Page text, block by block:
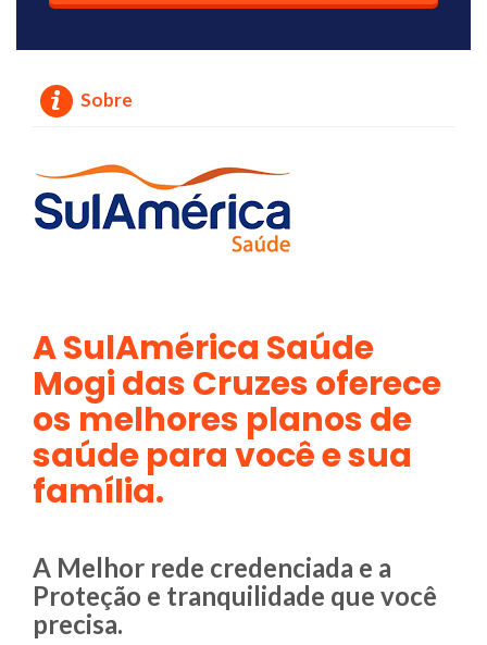
Sobre
A SulAmérica Saúde
Mogi das Cruzes oferece
os melhores planos de
saúde para você e sua
família.
A Melhor rede credenciada e a
Proteção e tranquilidade que você
precisa.